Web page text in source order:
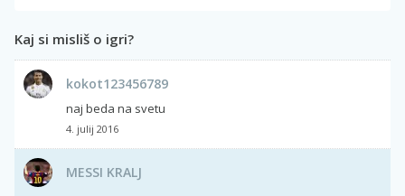
Kaj si misliš o igri?
kokot123456789
naj beda na svetu
4. julij 2016
MESSI KRALJ